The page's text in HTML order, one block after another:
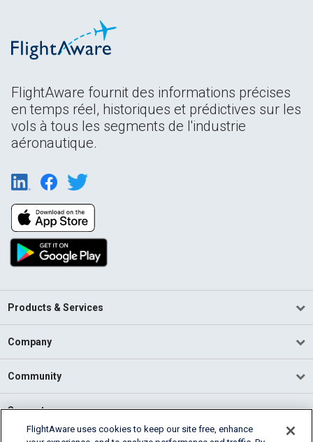
FlightAware fournit des informations précises
en temps réel, historiques et prédictives sur les
vols à tous les segments de l'industrie
aéronautique.
Products & Services
Company
Community
Support
FlightAware uses cookies to keep our site free, enhance